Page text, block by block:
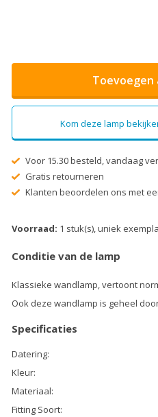
Toevoegen
Kom deze lamp
Voor 15.30 besteld, vandaag
Gratis retourneren
Klanten beoordelen ons met
Voorraad: 1 stuk(s), uniek
Conditie van de lamp
Klassieke wandlamp, vertoont
Ook deze wandlamp is geheel
Specificaties
Datering:
Kleur:
Materiaal:
Fitting Soort: